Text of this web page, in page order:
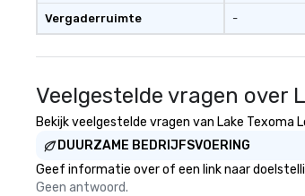
Vergaderruimte -
Veelgestelde vragen over
Bekijk veelgestelde vragen van Lake Texoma
DUURZAME BEDRIJFSVOERING
Geef informatie over of een link naar
Geen antwoord.